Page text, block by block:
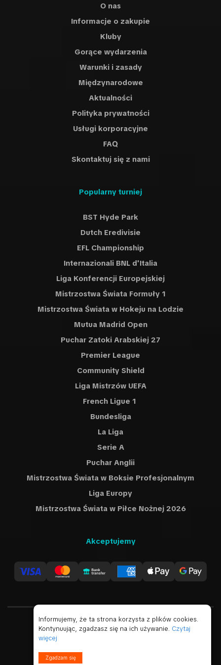
O nas
Informacje o zakupie
Kluby
Gorące wydarzenia
Warunki i zasady
Międzynarodowe
Aktualności
Polityka prywatności
Usługi korporacyjne
FAQ
Skontaktuj się z nami
Popularny turniej
BST Hyde Park
Dutch Eredivisie
EFL Championship
Internazionali BNL d'Italia
Liga Konferencji Europejskiej
Mistrzostwa Świata Formuły 1
Mistrzostwa Świata w Hokeju na Lodzie
Mutua Madrid Open
Puchar Zatoki Arabskiej 27
Premier League
Community Shield
Liga Mistrzów UEFA
French Ligue 1
Bundesliga
La Liga
Serie A
Puchar Anglii
Mistrzostwa Świata w Boksie Profesjonalnym
Liga Europy
Mistrzostwa Świata w Piłce Nożnej 2026
Akceptujemy
Polski USD
© 2019 - 2026 Wszelkie prawa zastrzeżone
Informujemy, że ta strona korzysta z plików cookies.
Kontynuując, zgadzasz się na ich używanie. Czytaj
więcej
Zgadzam się